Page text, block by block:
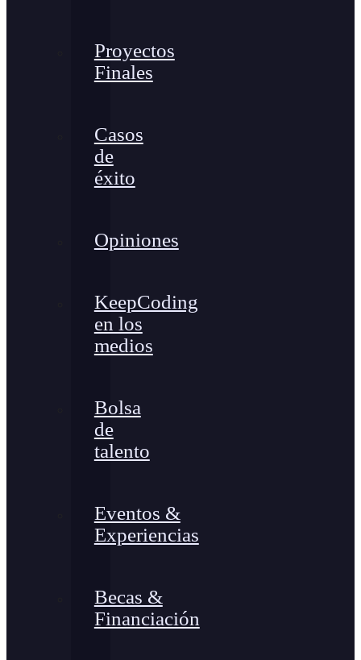
Proyectos
Finales
Casos
de
éxito
Opiniones
KeepCoding
en los
medios
Bolsa
de
talento
Eventos &
Experiencias
Becas &
Financiación